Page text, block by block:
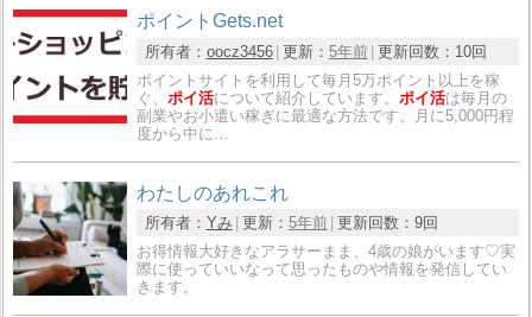
ポイントGets.net
所有者： oocz3456 更新： 5年前 更新回数： 10回
ポイントサイトを利用して毎月5万ポイント以上を稼
ぐ、 ポイ活について紹介しています。 ポイ活は毎月の
副業やお小遣い稼ぎに最適な方法です。月に5,000円程
度から中に…
わたしのあれこれ
所有者： Yみ 更新： 5年前 更新回数： 9回
お得情報大好きなアラサーまま、4歳の娘がいます♡実
際に使っていいなって思ったものや情報を発信してい
きます。